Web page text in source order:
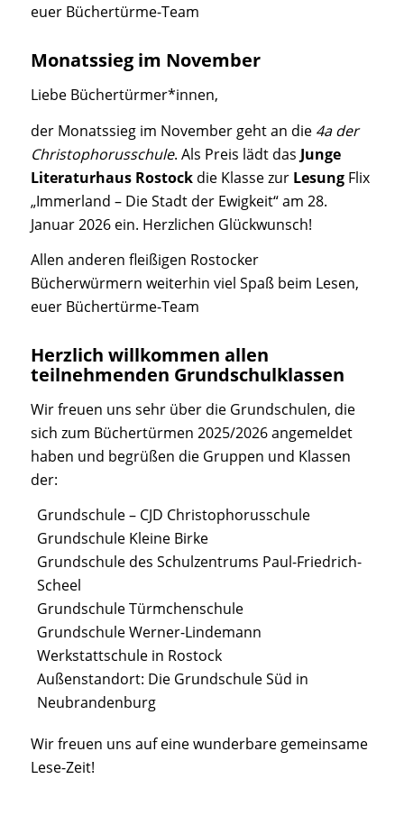
euer Büchertürme-Team
Monatssieg im November
Liebe Büchertürmer*innen,
der Monatssieg im November geht an die 4a der
Christophorusschule. Als Preis lädt das Junge
Literaturhaus Rostockdie Klasse zur LesungFlix
„Immerland – Die Stadt der Ewigkeit“ am 28.
Januar 2026 ein. Herzlichen Glückwunsch!
Allen anderen fleißigen Rostocker
Bücherwürmern weiterhin viel Spaß beim Lesen,
euer Büchertürme-Team
Herzlich willkommen allen
teilnehmenden Grundschulklassen
Wir freuen uns sehr über die Grundschulen, die
sich zum Büchertürmen 2025/2026 angemeldet
haben und begrüßen die Gruppen und Klassen
der:
Grundschule – CJD Christophorusschule
Grundschule Kleine Birke
Grundschule des Schulzentrums Paul-Friedrich-
Scheel
Grundschule Türmchenschule
Grundschule Werner-Lindemann
Werkstattschule in Rostock
Außenstandort: Die Grundschule Süd in
Neubrandenburg
Wir freuen uns auf eine wunderbare gemeinsame
Lese-Zeit!